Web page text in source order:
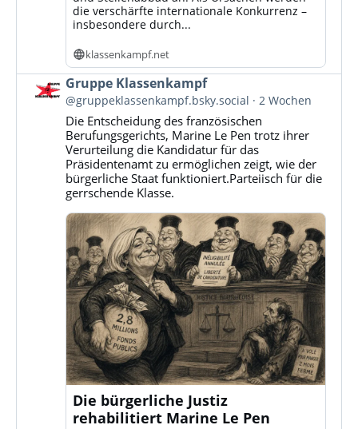
die verschärfte internationale Konkurrenz –
insbesondere durch...
klassenkampf.net
Beitrag
von
Gruppe
Klassenkampf
Bluesky
ansehen
Gruppe Klassenkampf
@gruppeklassenkampf.bsky.social 2 Wochen
Die Entscheidung des französischen
Berufungsgerichts, Marine Le Pen trotz ihrer
Verurteilung die Kandidatur für das
Präsidentenamt zu ermöglichen zeigt, wie der
bürgerliche Staat funktioniert.Parteiisch für die
gerrschende Klasse.
Die bürgerliche Justiz
rehabilitiert Marine Le Pen